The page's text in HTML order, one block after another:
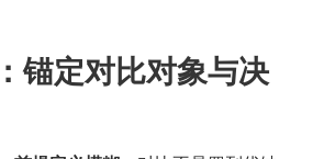
锚定对比对象与决